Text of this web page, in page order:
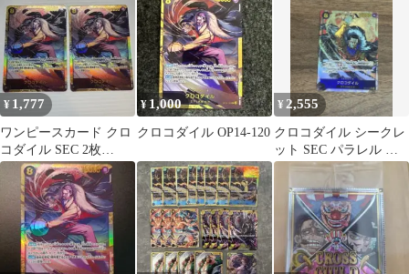
¥ 1,777
ワンピースカード クロ
コダイル SEC 2枚
OP14-120
¥ 1,000
クロコダイル OP14-120
¥ 2,555
クロコダイル シークレ
ット SEC パラレル シ
クパラ ワンピースカー